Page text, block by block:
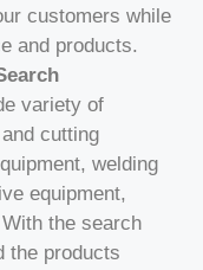
customers while
and products.
variety of
cutting
welding
equipment,
the search
the products